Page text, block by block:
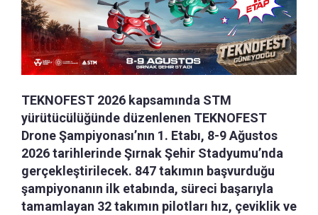
TEKNOFEST 2026 kapsamında STM
yürütücülüğünde düzenlenen TEKNOFEST
Drone Şampiyonası’nın 1. Etabı, 8-9 Ağustos
2026 tarihlerinde Şırnak Şehir Stadyumu’nda
gerçekleştirilecek. 847 takımın başvurduğu
şampiyonanın ilk etabında, süreci başarıyla
tamamlayan 32 takımın pilotları hız, çeviklik ve